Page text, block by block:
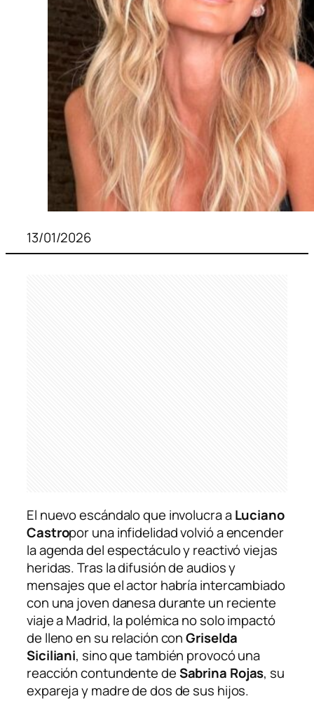
13/01/2026
El nuevo escándalo que involucra aLuciano
Castropor una infidelidad volvió a encender
la agenda del espectáculo y reactivó viejas
heridas. Tras la difusión de audios y
mensajes que el actor habría intercambiado
con una joven danesa durante un reciente
viaje a Madrid, la polémica no solo impactó
de lleno en su relación conGriselda
Siciliani, sino que también provocó una
reacción contundente deSabrina Rojas, su
expareja y madre de dos de sus hijos.